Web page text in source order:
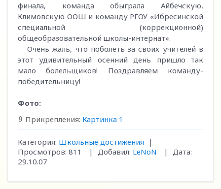
финала, команда обыграла Айбечскую,
Климовскую ООШ и команду РГОУ «Ибресинской
специальной (коррекционной)
общеобразовательной школы-интернат».
Очень жаль, что поболеть за своих учителей в
этот удивительный осенний день пришло так
мало болельщиков! Поздравляем команду-
победительницу!
Фото:
Прикрепления: Картинка 1
Категория: Школьные достижения
|
Просмотров: 811 | Добавил: LeNoN |
Дата:
29.10.07